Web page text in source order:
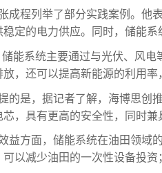
程列举了部分实践案例。他
定的电力供应。同时，储能
能系统主要通过与光伏、风电
，还可以提高新能源的利用率
是，据记者了解，海博思创
芯，具有更高的安全性，同时
方面，储能系统在油田领域
以减少油田的一次性设备投